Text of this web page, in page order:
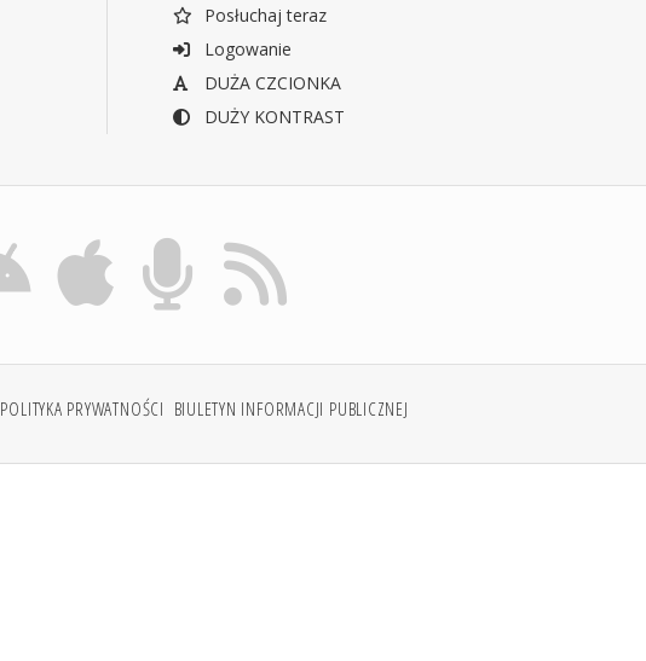
Posłuchaj teraz
Logowanie
DUŻA CZCIONKA
DUŻY KONTRAST
POLITYKA PRYWATNOŚCI BIULETYN INFORMACJI PUBLICZNEJ